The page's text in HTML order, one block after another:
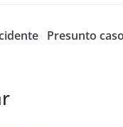
Presunto